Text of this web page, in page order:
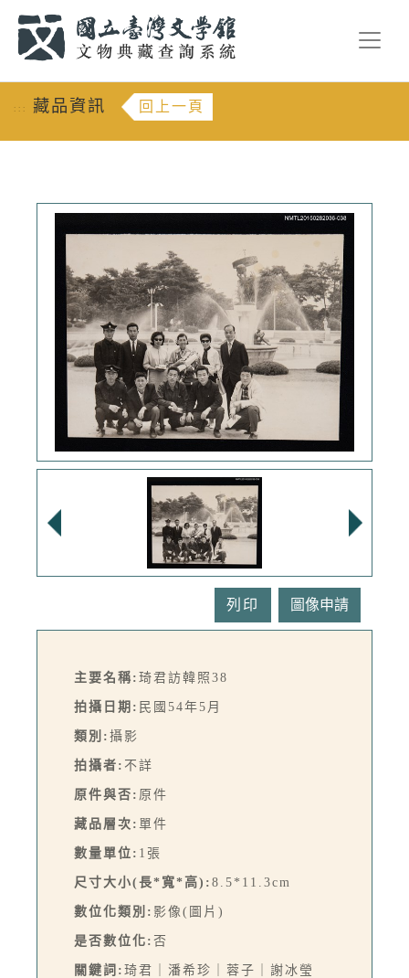
::: 藏品資訊 回上一頁
列印
主要名稱: 琦君訪韓照38
拍攝日期: 民國54年5月
類別: 攝影
拍攝者: 不詳
原件與否: 原件
藏品層次: 單件
數量單位: 1張
尺寸大小(長*寬*高): 8.5*11.3cm
數位化類別: 影像(圖片)
是否數位化: 否
關鍵詞: 琦君｜潘希珍｜蓉子｜謝冰瑩